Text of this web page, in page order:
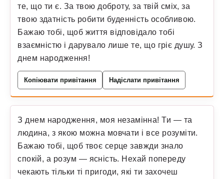
те, що ти є. За твою доброту, за твій сміх, за
твою здатність робити буденність особливою.
Бажаю тобі, щоб життя відповідало тобі
взаємністю і дарувало лише те, що гріє душу. З
днем народження!
Копіювати привітання Надіслати привітання
З днем народження, моя незамінна! Ти — та
людина, з якою можна мовчати і все розуміти.
Бажаю тобі, щоб твоє серце завжди знало
спокій, а розум — ясність. Нехай попереду
чекають тільки ті пригоди, які ти захочеш